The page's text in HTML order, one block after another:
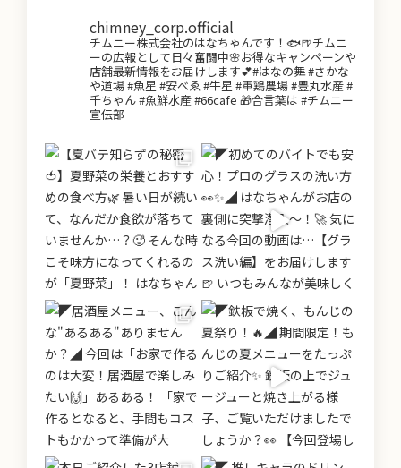
chimney_corp.official
チムニー株式会社のはなちゃんです！🐟🍺チムニ
ーの広報として日々奮闘中🌸お得なキャンペーンや
店舗最新情報をお届けします💕#はなの舞 #さかな
や道場 #魚星 #安べゑ #牛星 #軍鶏農場 #豊丸水産 #
千ちゃん #魚鮮水産 #66cafe 🎁合言葉は #チムニー
宣伝部